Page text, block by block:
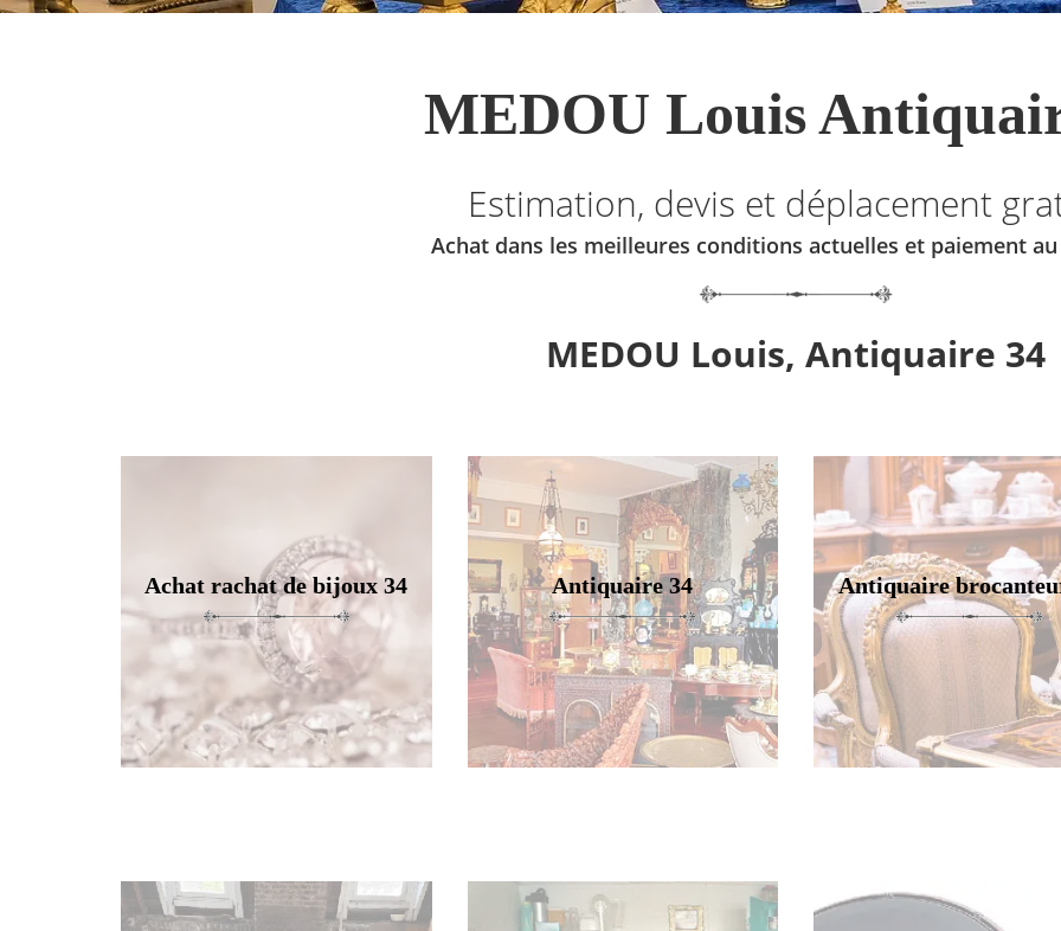
MEDOU Louis
Estimation, devis et déplacement
Achat dans les meilleures conditions actuelles et paiement
MEDOU Louis, Antiquaire 34
Achat rachat de bijoux 34 Antiquaire 34 Antiquaire